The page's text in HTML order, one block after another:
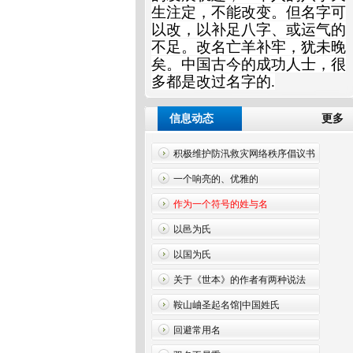
生注定，不能改变。但名字可
以改，以补足八字、或运气的
不足。改名亡羊补牢，犹未晚
矣。中国古今的成功人士，很
多都是改过名字的.
更
信息动态
积极维护防汛救灾网络秩序倡议书
一个响亮的、优雅的
作为一个符号的姓与名
以邑为氏
以国为氏
关于《世本》的作者有两种说法
鞍山岫圣起名馆|中国姓氏
回避常用名